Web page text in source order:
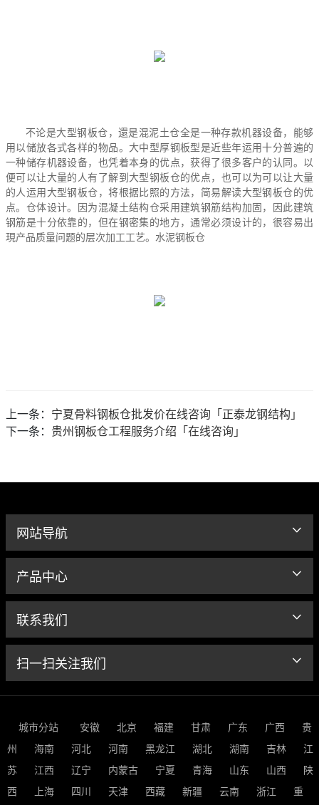
不论是大型钢板仓，還是混泥土仓全是一种存款机器设备，能够
用以储放各式各样的物品。大中型厚钢板型是近些年运用十分普遍的
一种储存机器设备，也凭着本身的优点，获得了很多客户的认同。以
便可以让大量的人有了解到大型钢板仓的优点，也可以为可以让大量
的人运用大型钢板仓，将根据比照的方法，简易解读大型钢板仓的优
点。仓体设计。因为混凝土结构仓采用建筑钢筋结构加固，因此建筑
钢筋是十分依靠的，但在钢密集的地方，通常必须设计的，很容易出
現产品质量问题的层次加工工艺。水泥钢板仓
上一条： 宁夏骨料钢板仓批发价在线咨询「正泰龙钢结构」
下一条： 贵州钢板仓工程服务介绍「在线咨询」
网站导航
产品中心
联系我们
扫一扫关注我们
城市分站 安徽 北京 福建 甘肃 广东 广西
贵
州
海南 河北 河南 黑龙江 湖北 湖南 吉林
江
苏
江西 辽宁 内蒙古 宁夏 青海 山东 山西
陕
西
上海 四川 天津 西藏 新疆 云南 浙江 重